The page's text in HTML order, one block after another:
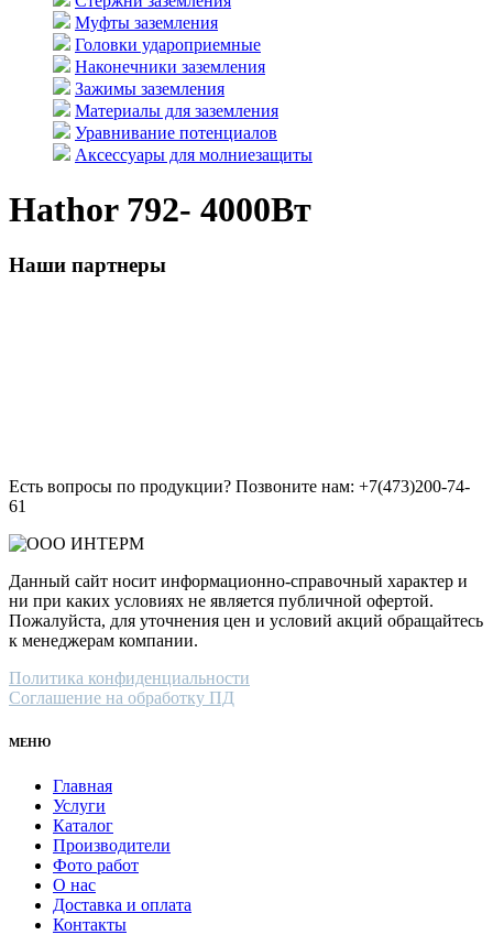
Муфты заземления
Головки удароприемные
Наконечники заземления
Зажимы заземления
Материалы для заземления
Уравнивание потенциалов
Аксессуары для молниезащиты
Hathor 792- 4000Вт
Наши партнеры
Есть вопросы по продукции? Позвоните нам: +7(473)200-74-
61
Данный сайт носит информационно-справочный характер и
ни при каких условиях не является публичной офертой.
Пожалуйста, для уточнения цен и условий акций обращайтесь
к менеджерам компании.
Политика конфиденциальности
Соглашение на обработку ПД
МЕНЮ
Главная
Услуги
Каталог
Производители
Фото работ
О нас
Доставка и оплата
Контакты